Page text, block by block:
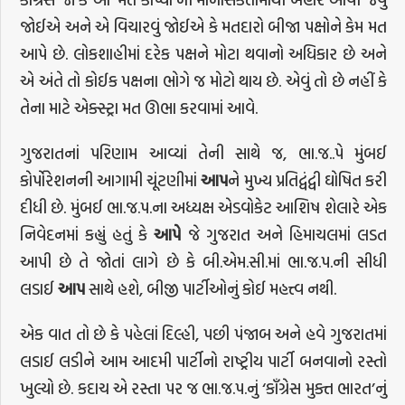
જોઈએ અને એ વિચારવું જોઈએ કે મતદારો બીજા પક્ષોને કેમ મત
આપે છે. લોકશાહીમાં દરેક પક્ષને મોટા થવાનો અધિકાર છે અને
એ અંતે તો કોઈક પક્ષના ભોગે જ મોટો થાય છે. એવું તો છે નહીં કે
તેના માટે એક્સ્ટ્રા મત ઊભા કરવામાં આવે.
ગુજરાતનાં પરિણામ આવ્યાં તેની સાથે જ, ભા.જ..પે મુંબઈ
કોર્પોરેશનની આગામી ચૂંટણીમાંઆપને મુખ્ય પ્રતિદ્વંદ્વી ઘોષિત કરી
દીધી છે. મુંબઈ ભા.જ.પ.ના અધ્યક્ષ એડવોકેટ આશિષ શેલારે એક
નિવેદનમાં કહ્યું હતું કેઆપે જે ગુજરાત અને હિમાચલમાં લડત
આપી છે તે જોતાં લાગે છે કે બી.એમ.સી.માં ભા.જ.પ.ની સીધી
લડાઈઆપસાથે હશે, બીજી પાર્ટીઓનું કોઈ મહત્ત્વ નથી.
એક વાત તો છે કે પહેલાં દિલ્હી, પછી પંજાબ અને હવે ગુજરાતમાં
લડાઈ લડીને આમ આદમી પાર્ટીનો રાષ્ટ્રીય પાર્ટી બનવાનો રસ્તો
ખુલ્યો છે. કદાચ એ રસ્તા પર જ ભા.જ.પ.નું ‘કાઁગ્રેસ મુક્ત ભારત’નું